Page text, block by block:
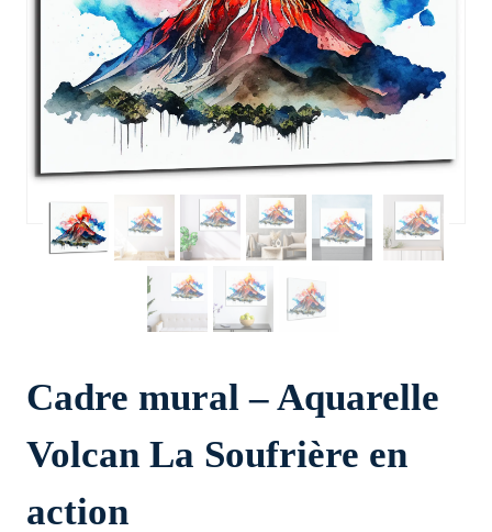
Cadre mural – Aquarelle
Volcan La Soufrière en
action